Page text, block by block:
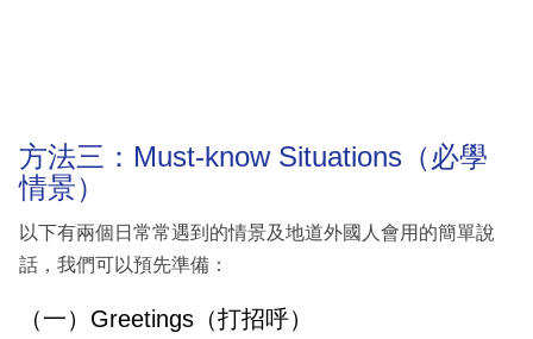
方法三：Must-know Situations（必學
情景）
以下有兩個日常常遇到的情景及地道外國人會用的簡單說
話，我們可以預先準備：
（一）Greetings（打招呼）